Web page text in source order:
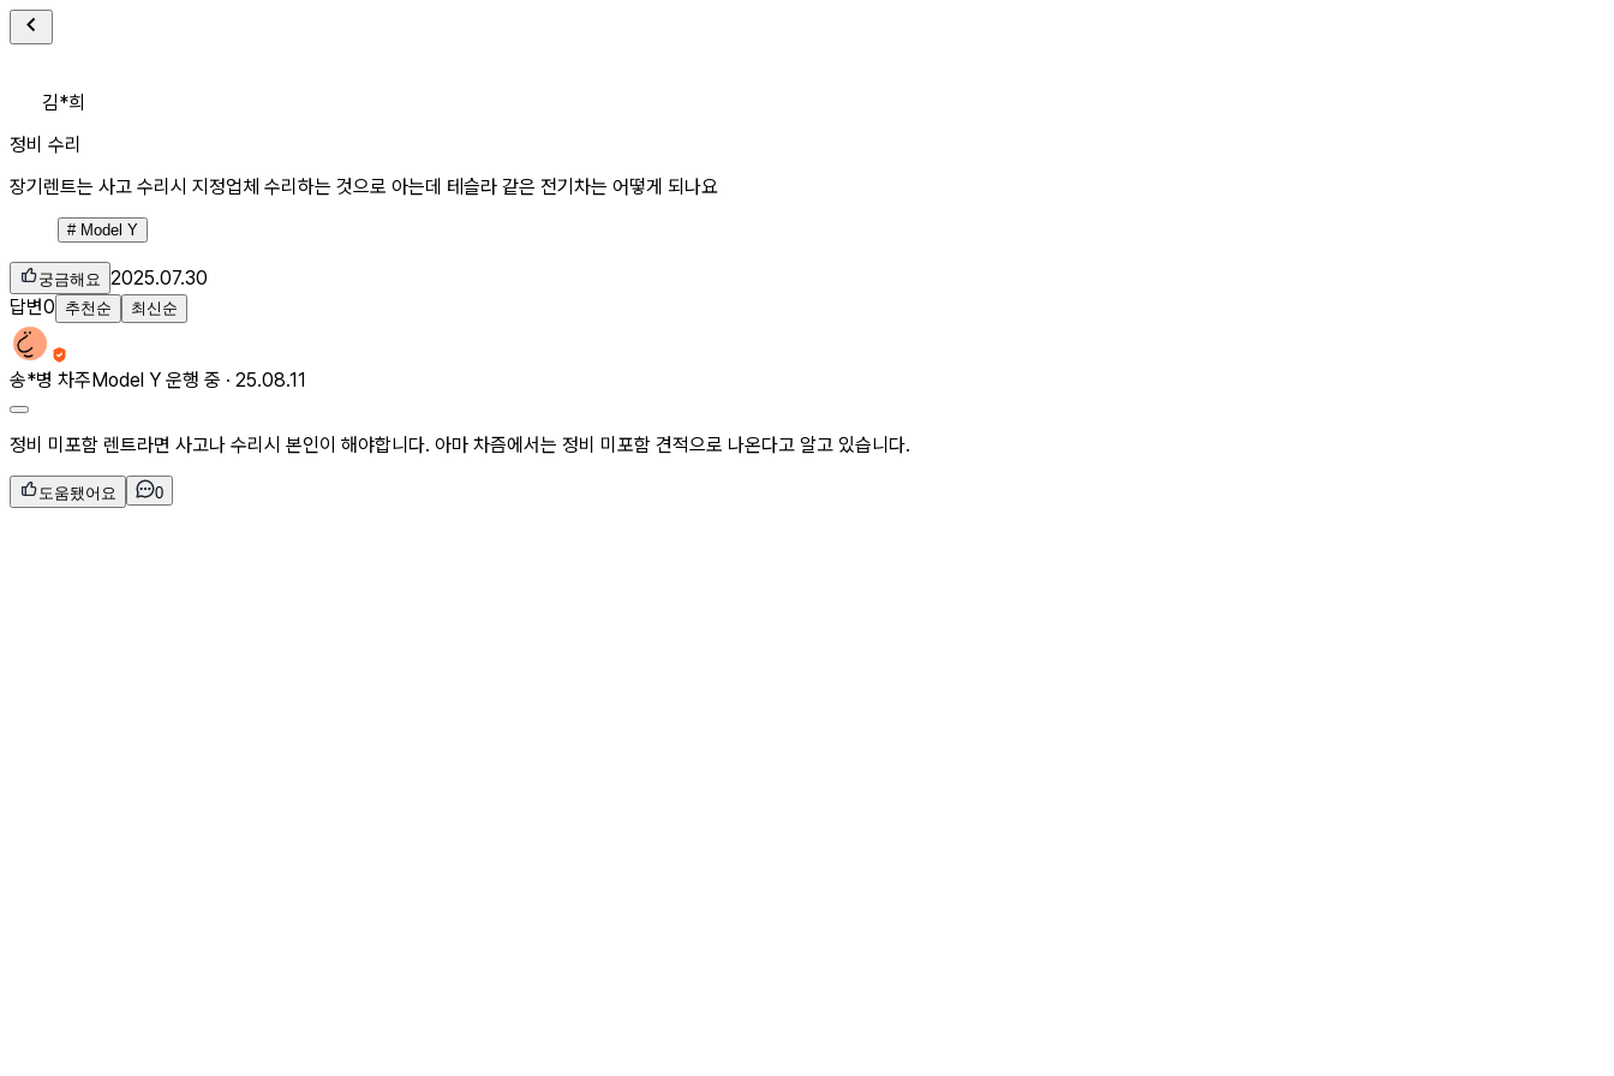
김*희
정비 수리
장기렌트는 사고 수리시 지정업체 수리하는 것으로 아는데 테슬라 같은 전기차는 어떻게 되나요
# Model Y
궁금해요 2025.07.30
답변0 추천순 최신순
송*병 차주Model Y 운행 중 · 25.08.11
정비 미포함 렌트라면 사고나 수리시 본인이 해야합니다. 아마 차즘에서는 정비 미포함 견적으로 나온다고 알고 있습니다.
도움됐어요 0